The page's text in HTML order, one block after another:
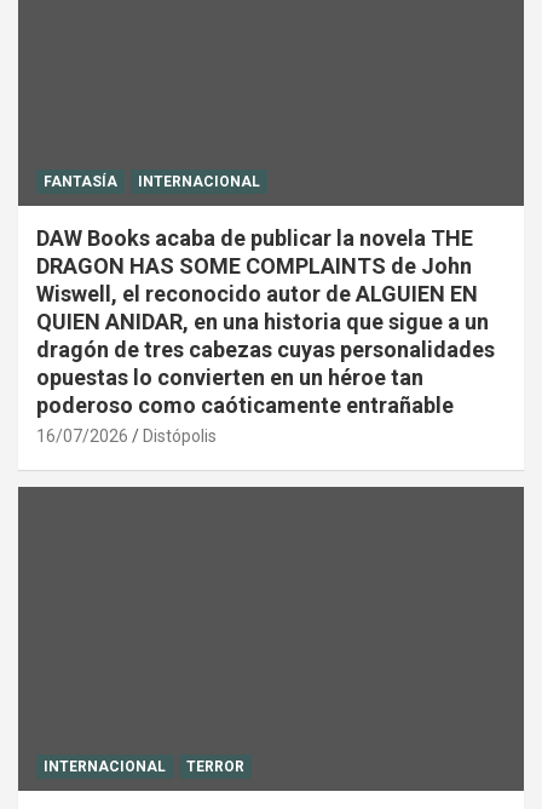
FANTASÍA INTERNACIONAL
DAW Books acaba de publicar la novela THE
DRAGON HAS SOME COMPLAINTS de John
Wiswell, el reconocido autor de ALGUIEN EN
QUIEN ANIDAR, en una historia que sigue a un
dragón de tres cabezas cuyas personalidades
opuestas lo convierten en un héroe tan
poderoso como caóticamente entrañable
16/07/2026 Distópolis
INTERNACIONAL TERROR